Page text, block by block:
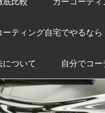
ーティング自宅でやるなら
ついて 自分でコ